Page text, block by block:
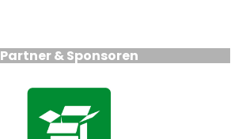
Partner & Sponsoren